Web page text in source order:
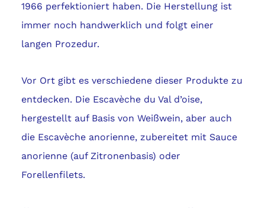
1966 perfektioniert haben. Die Herstellung ist
immer noch handwerklich und folgt einer
langen Prozedur.
Vor Ort gibt es verschiedene dieser Produkte zu
entdecken. Die Escavèche du Val d’oise,
hergestellt auf Basis von Weißwein, aber auch
die Escavèche anorienne, zubereitet mit Sauce
anorienne (auf Zitronenbasis) oder
Forellenfilets.